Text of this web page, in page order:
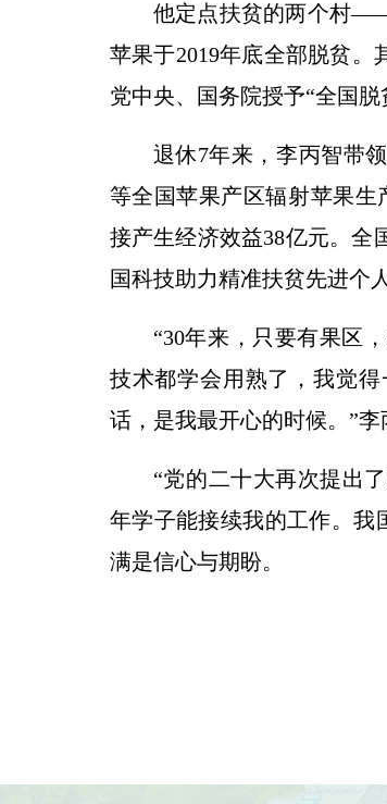
他定点扶贫的两个村
苹果于2019年底全部脱贫。
党中央、国务院授予“全国脱
退休7年来，李丙智带
等全国苹果产区辐射苹果生
接产生经济效益38亿元。全
国科技助力精准扶贫先进个
“30年来，只要有果区
技术都学会用熟了，我觉
话，是我最开心的时候。”李
“党的二十大再次提出
年学子能接续我的工作。我
满是信心与期盼。